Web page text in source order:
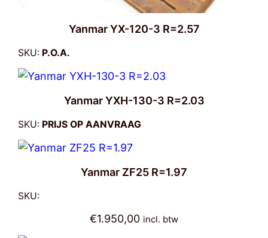
Yanmar YX-120-3 R=2.57
SKU: P.O.A.
Yanmar YXH-130-3 R=2.03
SKU: PRIJS OP AANVRAAG
Yanmar ZF25 R=1.97
SKU:
€1.950,00 incl. btw